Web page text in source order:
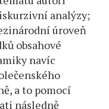
analýzy;
úroveň
obsahové
navíc
a to pomocí
následně